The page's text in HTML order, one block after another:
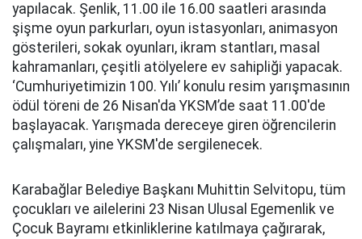
yapılacak. Şenlik, 11.00 ile 16.00 saatleri arasında
şişme oyun parkurları, oyun istasyonları, animasyon
gösterileri, sokak oyunları, ikram stantları, masal
kahramanları, çeşitli atölyelere ev sahipliği yapacak.
‘Cumhuriyetimizin 100. Yılı’ konulu resim yarışmasının
ödül töreni de 26 Nisan'da YKSM’de saat 11.00'de
başlayacak. Yarışmada dereceye giren öğrencilerin
çalışmaları, yine YKSM'de sergilenecek.
Karabağlar Belediye Başkanı Muhittin Selvitopu, tüm
çocukları ve ailelerini 23 Nisan Ulusal Egemenlik ve
Çocuk Bayramı etkinliklerine katılmaya çağırarak,